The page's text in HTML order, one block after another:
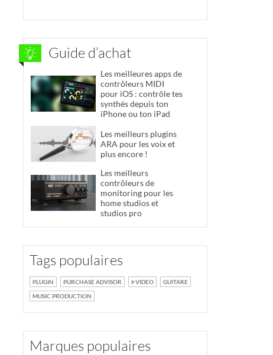
Guide d’achat
Les meilleures apps de
contrôleurs MIDI
pour iOS : contrôle tes
synthés depuis ton
iPhone ou ton iPad
Les meilleurs plugins
ARA pour les voix et
plus encore !
Les meilleurs
contrôleurs de
monitoring pour les
home studios et
studios pro
Tags populaires
PLUGIN PURCHASE ADVISOR VIDEO
GUITARE
MUSIC PRODUCTION
Marques populaires